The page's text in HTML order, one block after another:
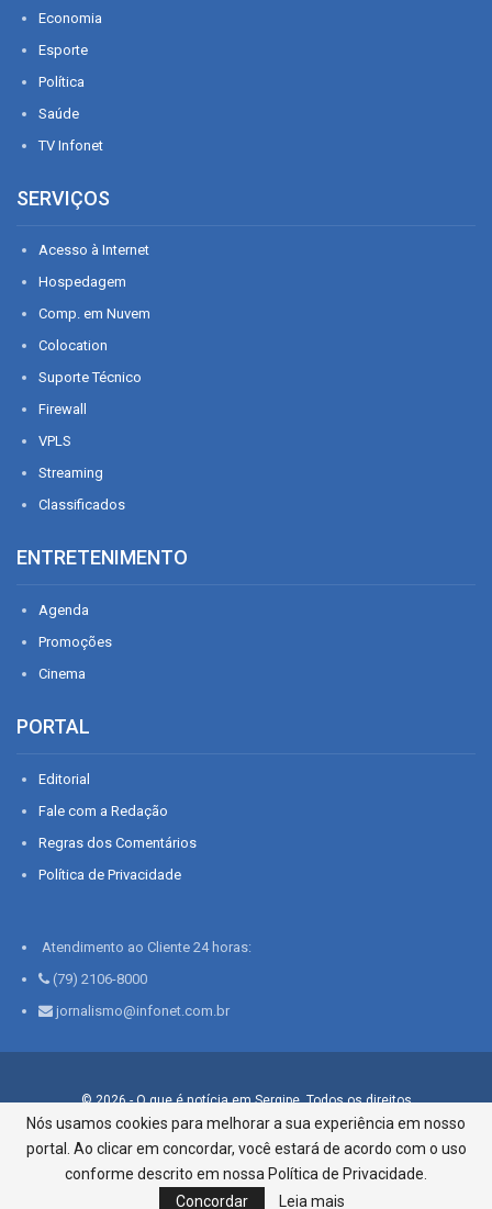
Economia
Esporte
Política
Saúde
TV Infonet
SERVIÇOS
Acesso à Internet
Hospedagem
Comp. em Nuvem
Colocation
Suporte Técnico
Firewall
VPLS
Streaming
Classificados
ENTRETENIMENTO
Agenda
Promoções
Cinema
PORTAL
Editorial
Fale com a Redação
Regras dos Comentários
Política de Privacidade
Atendimento ao Cliente 24 horas:
(79) 2106-8000
jornalismo@infonet.com.br
© 2026 - O que é notícia em Sergipe. Todos os direitos
reservados.
Infonet - Rua Monsenhor Silveira 276, Bairro São José |
Aracaju-SE, CEP 49015-030, Fone: 79.2106.8000 - CI Centro de
Informações LTDA
Nós usamos cookies para melhorar a sua experiência em nosso
portal. Ao clicar em concordar, você estará de acordo com o uso
conforme descrito em nossa Política de Privacidade.
Concordar
Leia mais